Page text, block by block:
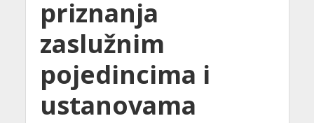
priznanja
zaslužnim
pojedincima i
ustanovama